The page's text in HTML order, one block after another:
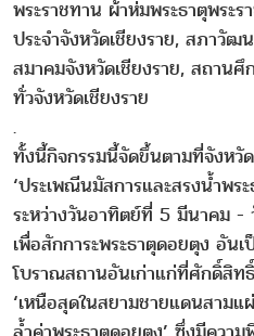
พระราชทาน ผ้าห่มพระธาตุพระ
ประจำจังหวัดเชียงราย, สภาวัฒ
สมาคมจังหวัดเชียงราย, สถาน
ทั่วจังหวัดเชียงราย
.
ทั้งนี้กิจกรรมนี้จัดขึ้นตามที่จังหวั
‘ประเพณีนมัสการและสรงน้ำพร
ระหว่างวันอาทิตย์ที่ 5 มีนาคม
เพื่อสักการะพระธาตุดอยตุง อั
โบราณสถานอันเก่าแก่ที่ศักดิ์สิท
‘เหนือสุดในสยามชายแดนสาม